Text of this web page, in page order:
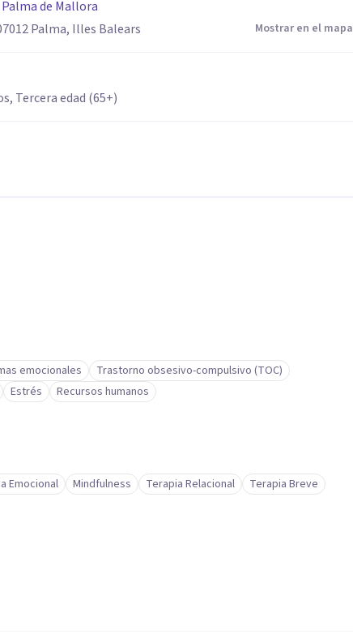
de Mallora
Palma, Illes Balears
Mostrar en el mapa
Tercera edad (65+)
emocionales
Trastorno obsesivo-compulsivo (TOC)
Estrés Recursos humanos
Emocional Mindfulness Terapia Relacional Terapia Breve